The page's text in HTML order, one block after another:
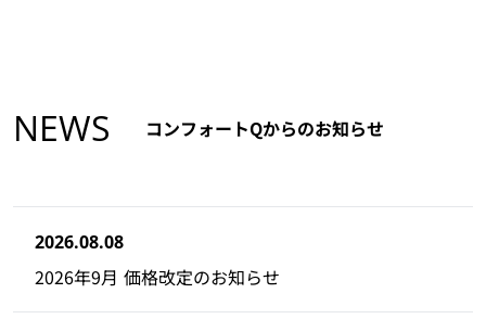
NEWS コンフォートQからのお知らせ
2026.08.08
2026年9月 価格改定のお知らせ